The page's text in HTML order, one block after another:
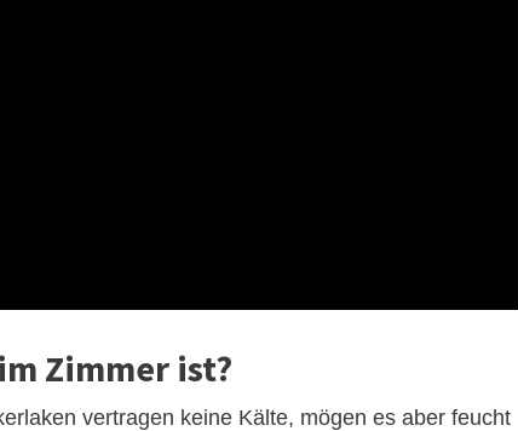
Zimmer ist?
vertragen keine Kälte, mögen es aber feucht